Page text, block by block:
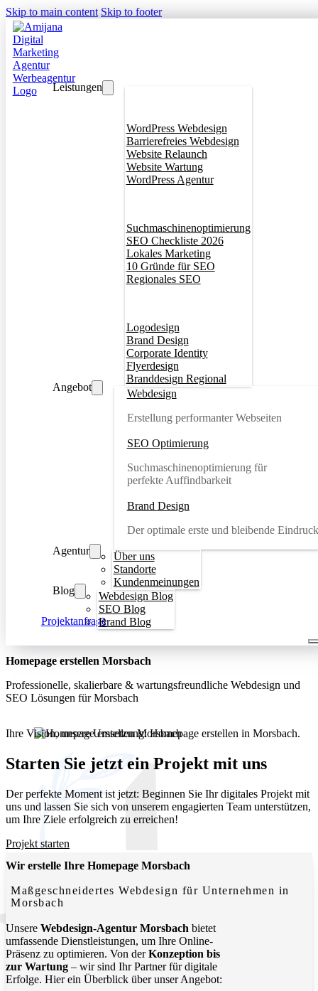
Skip to main content Skip to footer
Leistungen
WordPress Webdesign
Barrierefreies Webdesign
Website Relaunch
Website Wartung
WordPress Agentur
Suchmaschinenoptimierung
SEO Checkliste 2026
Lokales Marketing
10 Gründe für SEO
Regionales SEO
Logodesign
Brand Design
Corporate Identity
Flyerdesign
Branddesign Regional
Angebot
Webdesign
Erstellung performanter Webseiten
SEO Optimierung
Suchmaschinenoptimierung für
perfekte Auffindbarkeit
Brand Design
Der optimale erste und bleibende Eindruck
Agentur
Über uns
Standorte
Kundenmeinungen
Blog
Webdesign Blog
SEO Blog
Brand Blog
Projektanfrage
Homepage erstellen Morsbach
Professionelle, skalierbare & wartungsfreundliche Webdesign und
SEO Lösungen für Morsbach
Ihre Vision, unsere Umsetzung: Homepage erstellen in Morsbach.
Unternehmen lokal und digital sichtbar machen.
Starten Sie jetzt ein Projekt mit uns
Der perfekte Moment ist jetzt: Beginnen Sie Ihr digitales Projekt mit
uns und lassen Sie sich von unserem engagierten Team unterstützen,
um Ihre Ziele erfolgreich zu erreichen!
Projekt starten
Wir erstelle Ihre Homepage Morsbach
Maßgeschneidertes Webdesign für Unternehmen in
Morsbach
Unsere Webdesign-Agentur Morsbach bietet
umfassende Dienstleistungen, um Ihre Online-
Präsenz zu optimieren. Von derKonzeption bis
zur Wartung – wir sind Ihr Partner für digitale
Erfolge. Hier ein Überblick über unser Angebot: